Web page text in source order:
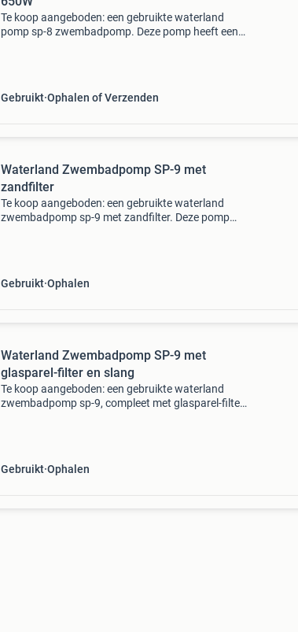
Te koop aangeboden: een gebruikte waterland
pomp sp-8 zwembadpomp. Deze pomp heeft een
Gebruikt Ophalen of Verzenden
Waterland Zwembadpomp SP-9 met
zandfilter
Te koop aangeboden: een gebruikte waterland
zwembadpomp sp-9 met zandfilter. Deze pomp
Gebruikt Ophalen
Waterland Zwembadpomp SP-9 met
glasparel-filter en slang
Te koop aangeboden: een gebruikte waterland
zwembadpomp sp-9, compleet met glasparel-filter
Gebruikt Ophalen